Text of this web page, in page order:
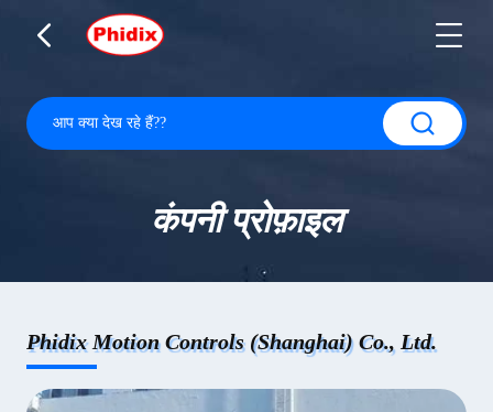
कंपनी प्रोफ़ाइल
Phidix Motion Controls (Shanghai) Co., Ltd.